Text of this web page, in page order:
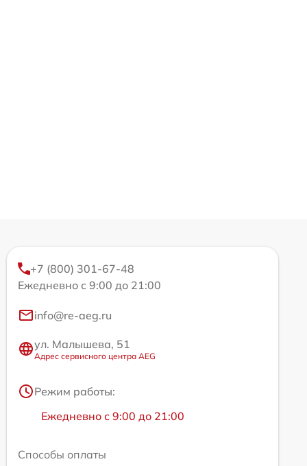
+7 (800) 301-67-48
Ежедневно с 9:00 до 21:00
info@re-aeg.ru
ул. Малышева, 51
Адрес сервисного центра AEG
Режим работы:
Ежедневно с 9:00 до 21:00
Способы оплаты